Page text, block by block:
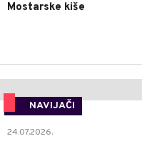
Mostarske kiše
NAVIJAČI
24.07.2026.